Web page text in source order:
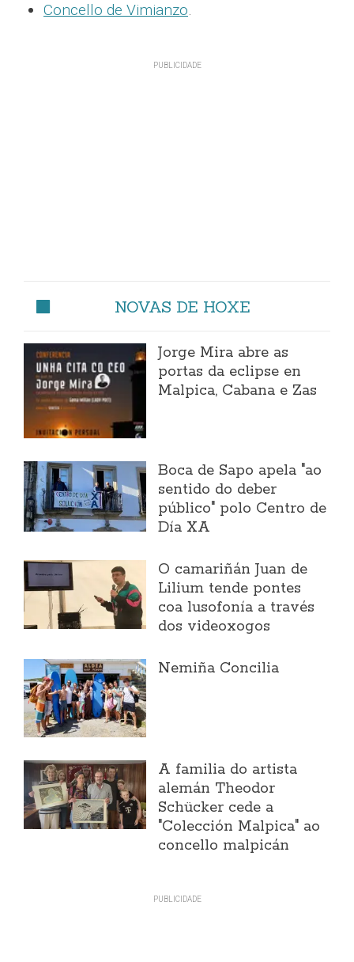
Concello de Vimianzo.
NOVAS DE HOXE
Jorge Mira abre as
portas da eclipse en
Malpica, Cabana e Zas
Boca de Sapo apela "ao
sentido do deber
público" polo Centro de
Día XA
O camariñán Juan de
Lilium tende pontes
coa lusofonía a través
dos videoxogos
Nemiña Concilia
A familia do artista
alemán Theodor
Schücker cede a
"Colección Malpica" ao
concello malpicán